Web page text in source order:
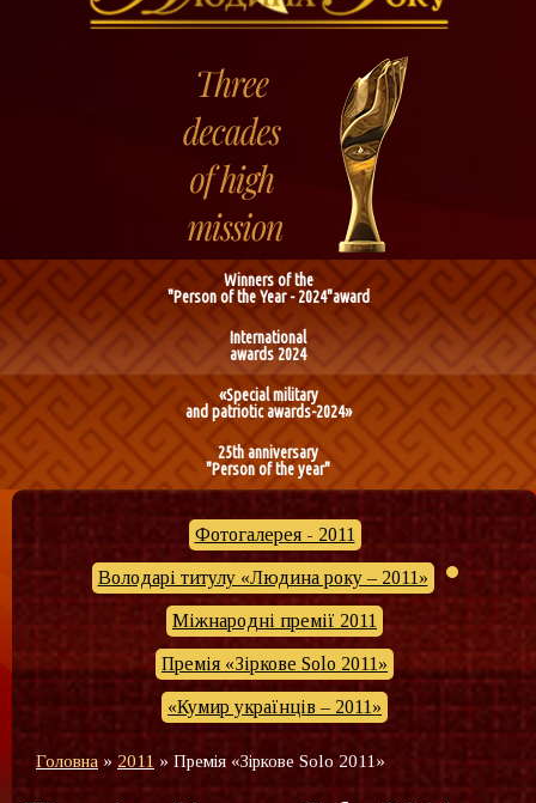
Winners of the
"Person of the Year - 2024"award
International
awards 2024
«Special military
and patriotic awards-2024»
25th anniversary
"Person of the year"
Фотогалерея - 2011
Володарі титулу «Людина року – 2011»
Міжнародні премії 2011
Премія «Зіркове Solo 2011»
«Кумир українців – 2011»
Головна »2011 » Премія «Зіркове Solo 2011»